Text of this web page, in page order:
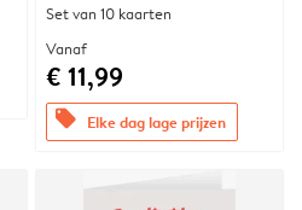
Set van 10 kaarten
Vanaf
€ 11,99
offers Elke dag lage prijzen